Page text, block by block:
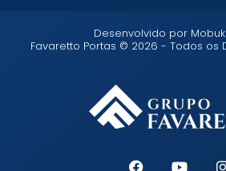
Desenvolvido por
Favaretto Portas © 2026 - Todos os